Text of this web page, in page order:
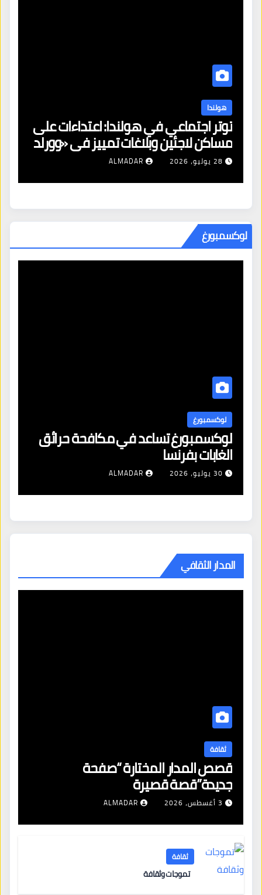
هولندا
توتر اجتماعي في هولندا: اعتداءات على
مساكن لاجئين وبلاغات تمييز في «وورلد
برايد»
28 يوليو، 2026 ALMADAR
لوكسمبورغ
لوكسمبورغ
لوكسمبورغ تساعد في مكافحة حرائق
الغابات بفرنسا
30 يوليو، 2026 ALMADAR
المدار الثقافي
ثقافة
قصص المدار المختارة “صفحة
جديدة”قصة قصيرة
3 أغسطس، 2026 ALMADAR
ثقافة
تموجات وثقافة